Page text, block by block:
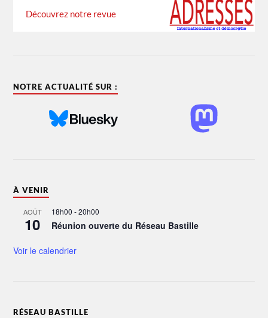
Découvrez notre revue
NOTRE ACTUALITÉ SUR :
À VENIR
AOÛT
10
18h00 -20h00
Réunion ouverte du Réseau Bastille
Voir le calendrier
RÉSEAU BASTILLE